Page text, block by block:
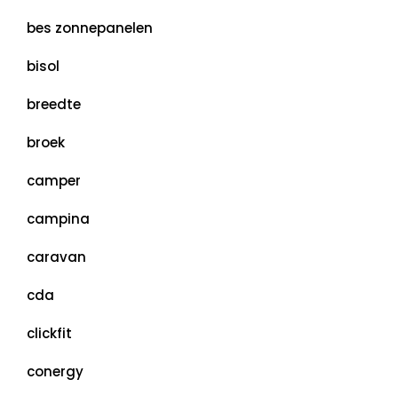
bes zonnepanelen
bisol
breedte
broek
camper
campina
caravan
cda
clickfit
conergy